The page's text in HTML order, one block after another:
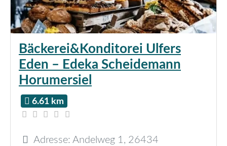
Bäckerei&Konditorei Ulfers
Eden – Edeka Scheidemann
Horumersiel
6.61 km
Adresse: Andelweg 1, 26434